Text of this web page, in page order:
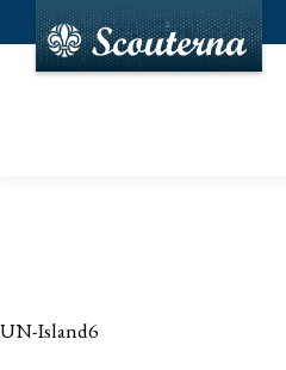
UN-Island6